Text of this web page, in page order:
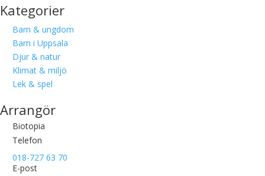
Kategorier
Barn & ungdom
Barn i Uppsala
Djur & natur
Klimat & miljö
Lek & spel
Arrangör
Biotopia
Telefon
018-727 63 70
E-post